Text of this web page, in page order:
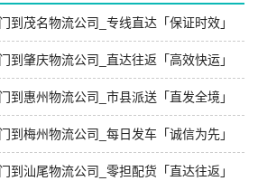
到茂名物流公司_专线直达「保证时效」
到肇庆物流公司_直达往返「高效快运」
到惠州物流公司_市县派送「直发全境」
到梅州物流公司_每日发车「诚信为先」
到汕尾物流公司_零担配货「直达往返」